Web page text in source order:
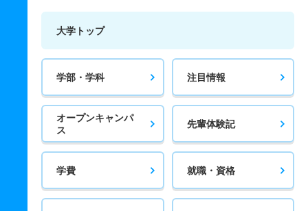
大学トップ
学部・学科 注目情報
オープンキャンパ
ス
先輩体験記
学費 就職・資格